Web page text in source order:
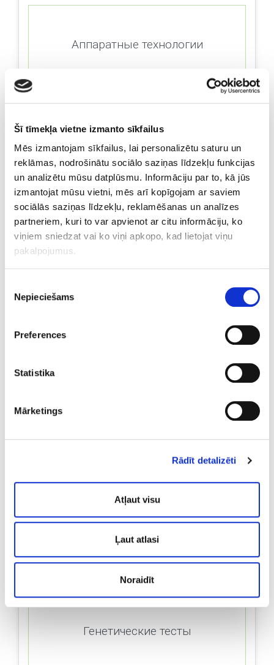
Šī tīmekļa vietne izmanto sīkfailus
Mēs izmantojam sīkfailus, lai personalizētu saturu un
reklāmas, nodrošinātu sociālo saziņas līdzekļu funkcijas
un analizētu mūsu datplūsmu. Informāciju par to, kā jūs
izmantojat mūsu vietni, mēs arī kopīgojam ar saviem
sociālās saziņas līdzekļu, reklamēšanas un analīzes
partneriem, kuri to var apvienot ar citu informāciju, ko
viņiem sniedzat vai ko viņi apkopo, kad lietojat viņu
pakalpojumus.
izvēle
Nepieciešams
Preferences
Statistika
Mārketings
Rādīt detalizēti
Atļaut visu
Ļaut atlasi
Noraidīt
Аппаратные технологии
Диагностика
Отдельно доступные
Профилактическая медицина
Генетические тесты